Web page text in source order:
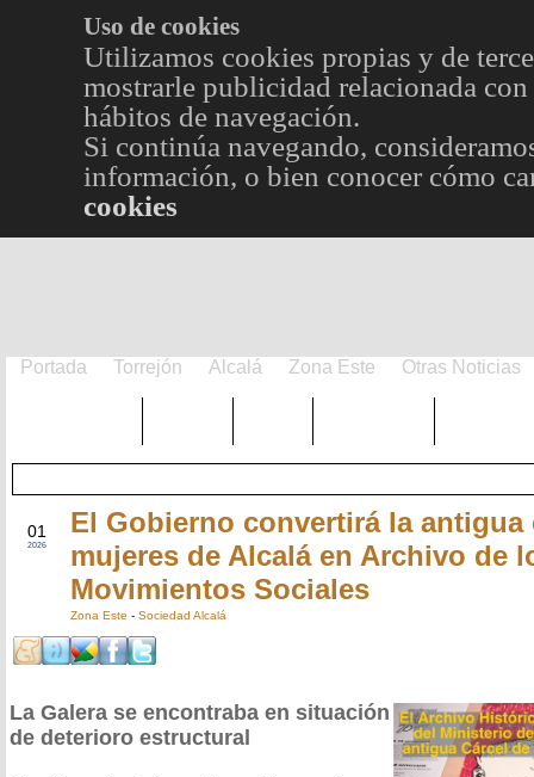
Uso de cookies
Utilizamos cookies propias y de
mostrarle publicidad relacionada
hábitos de navegación.
Si continúa navegando,
información, o bien conocer cómo
cookies
Portada Torrejón Alcalá Zona Este Otras Noticias
01
2026
El Gobierno convertirá la antigua
mujeres de Alcalá en Archivo de
Movimientos Sociales
Zona Este - Sociedad Alcalá
La Galera se encontraba en situación
de deterioro estructural